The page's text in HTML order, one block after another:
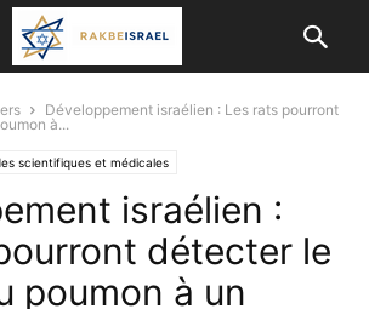
Développement israélien : Les rats pourront
à...
scientifiques et médicales
israélien :
détecter le
poumon à un